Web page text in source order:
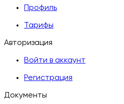
Профиль
Тарифы
Авторизация
Войти в аккаунт
Регистрация
Документы